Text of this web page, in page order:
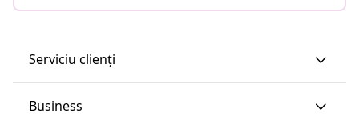
Serviciu clienți
Business